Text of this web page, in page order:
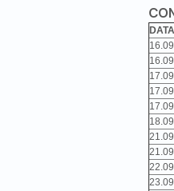
16.09
16.09
17.09
17.09
17.09
18.09
21.09
21.09
22.09
23.09